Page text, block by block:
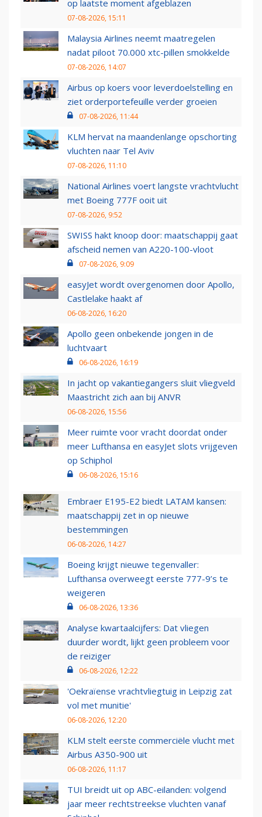
op laatste moment afgeblazen
07-08-2026, 15:11
Malaysia Airlines neemt maatregelen
nadat piloot 70.000 xtc-pillen smokkelde
07-08-2026, 14:07
Airbus op koers voor leverdoelstelling en
ziet orderportefeuille verder groeien
07-08-2026, 11:44
KLM hervat na maandenlange opschorting
vluchten naar Tel Aviv
07-08-2026, 11:10
National Airlines voert langste vrachtvlucht
met Boeing 777F ooit uit
07-08-2026, 9:52
SWISS hakt knoop door: maatschappij gaat
afscheid nemen van A220-100-vloot
07-08-2026, 9:09
easyJet wordt overgenomen door Apollo,
Castlelake haakt af
06-08-2026, 16:20
Apollo geen onbekende jongen in de
luchtvaart
06-08-2026, 16:19
In jacht op vakantiegangers sluit vliegveld
Maastricht zich aan bij ANVR
06-08-2026, 15:56
Meer ruimte voor vracht doordat onder
meer Lufthansa en easyJet slots vrijgeven
op Schiphol
06-08-2026, 15:16
Embraer E195-E2 biedt LATAM kansen:
maatschappij zet in op nieuwe
bestemmingen
06-08-2026, 14:27
Boeing krijgt nieuwe tegenvaller:
Lufthansa overweegt eerste 777-9’s te
weigeren
06-08-2026, 13:36
Analyse kwartaalcijfers: Dat vliegen
duurder wordt, lijkt geen probleem voor
de reiziger
06-08-2026, 12:22
'Oekraïense vrachtvliegtuig in Leipzig zat
vol met munitie'
06-08-2026, 12:20
KLM stelt eerste commerciële vlucht met
Airbus A350-900 uit
06-08-2026, 11:17
TUI breidt uit op ABC-eilanden: volgend
jaar meer rechtstreekse vluchten vanaf